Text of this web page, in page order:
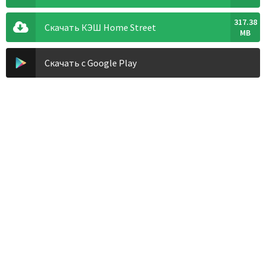
Скачать КЭШ Home Street
317.38
MB
Скачать с Google Play